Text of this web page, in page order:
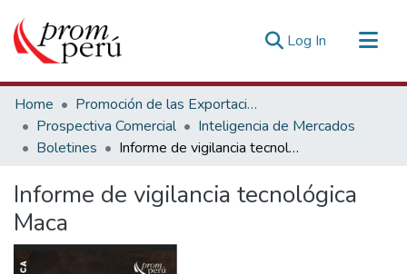
Log In (current)
Communities & Collections
All of DSpace
Statistics
Home
Promoción de las Exportaciones
Prospectiva Comercial
Inteligencia de Mercados
Boletines
Informe de vigilancia tecnológica Maca
Informe de vigilancia tecnológica
Maca